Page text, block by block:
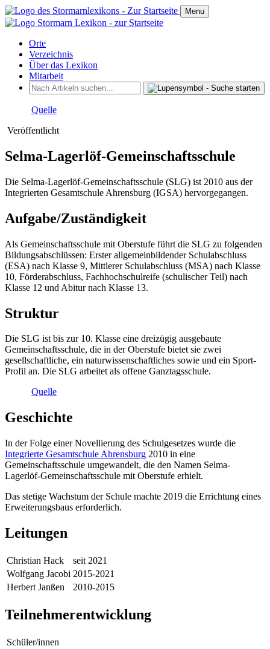
Menu
Orte
Verzeichnis
Über das Lexikon
Mitarbeit
Quelle
Veröffentlicht
Selma-Lagerlöf-Gemeinschaftsschule
Die Selma-Lagerlöf-Gemeinschaftsschule (SLG) ist 2010 aus der
Integrierten Gesamtschule Ahrensburg (IGSA) hervorgegangen.
Aufgabe/Zuständigkeit
Als Gemeinschaftsschule mit Oberstufe führt die SLG zu folgenden
Bildungsabschlüssen: Erster allgemeinbildender Schulabschluss
(ESA) nach Klasse 9, Mittlerer Schulabschluss (MSA) nach Klasse
10, Förderabschluss, Fachhochschulreife (schulischer Teil) nach
Klasse 12 und Abitur nach Klasse 13.
Struktur
Die SLG ist bis zur 10. Klasse eine dreizügig ausgebaute
Gemeinschaftsschule, die in der Oberstufe bietet sie zwei
gesellschaftliche, ein naturwissenschaftliches sowie und ein Sport-
Profil an. Die SLG arbeitet als offene Ganztagsschule.
Quelle
Geschichte
In der Folge einer Novellierung des Schulgesetzes wurde die
Integrierte Gesamtschule Ahrensburg 2010 in eine
Gemeinschaftsschule umgewandelt, die den Namen Selma-
Lagerlöf-Gemeinschaftsschule mit Oberstufe erhielt.
Das stetige Wachstum der Schule machte 2019 die Errichtung eines
Erweiterungsbaus erforderlich.
Leitungen
Christian Hack
seit 2021
Wolfgang Jacobi 2015-2021
Herbert Janßen
2010-2015
Teilnehmerentwicklung
Schüler/innen